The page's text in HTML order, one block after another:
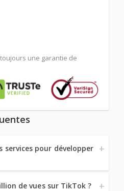
une garantie de
services pour développer
de vues sur TikTok ?